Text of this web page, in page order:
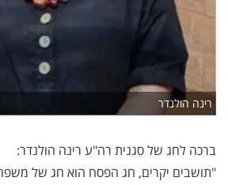
רינה הולנדר
ברכה לחג של סגנית רה"ע רינה הולנדר:
"תושבים יקרים, חג הפסח הוא חג של